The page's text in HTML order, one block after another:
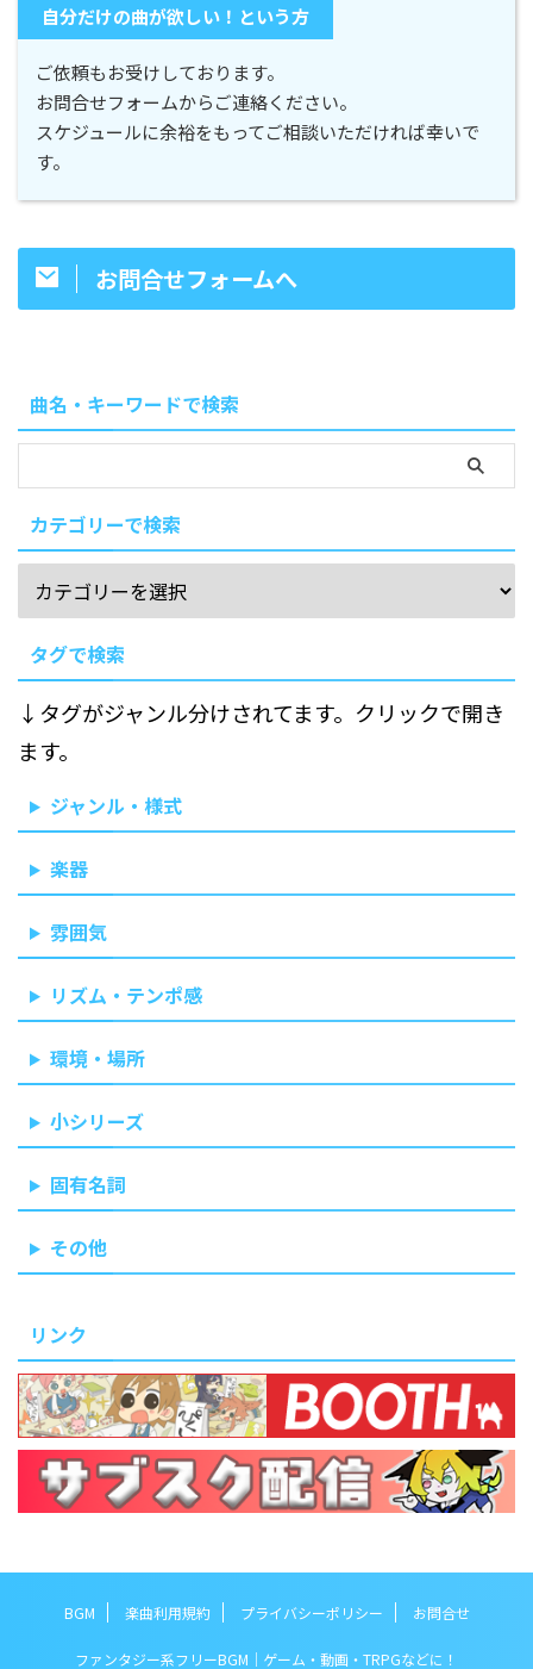
自分だけの曲が欲しい！という方
ご依頼もお受けしております。
お問合せフォームからご連絡ください。
スケジュールに余裕をもってご相談いただければ幸いで
す。
お問合せフォームへ
曲名・キーワードで検索
カテゴリーで検索
タグで検索
↓タグがジャンル分けされてます。クリックで開き
ます。
ジャンル・様式
楽器
雰囲気
リズム・テンポ感
環境・場所
小シリーズ
固有名詞
その他
リンク
BGM 楽曲利用規約 プライバシーポリシー お問合せ
ファンタジー系フリーBGM｜ゲーム・動画・TRPGなどに！